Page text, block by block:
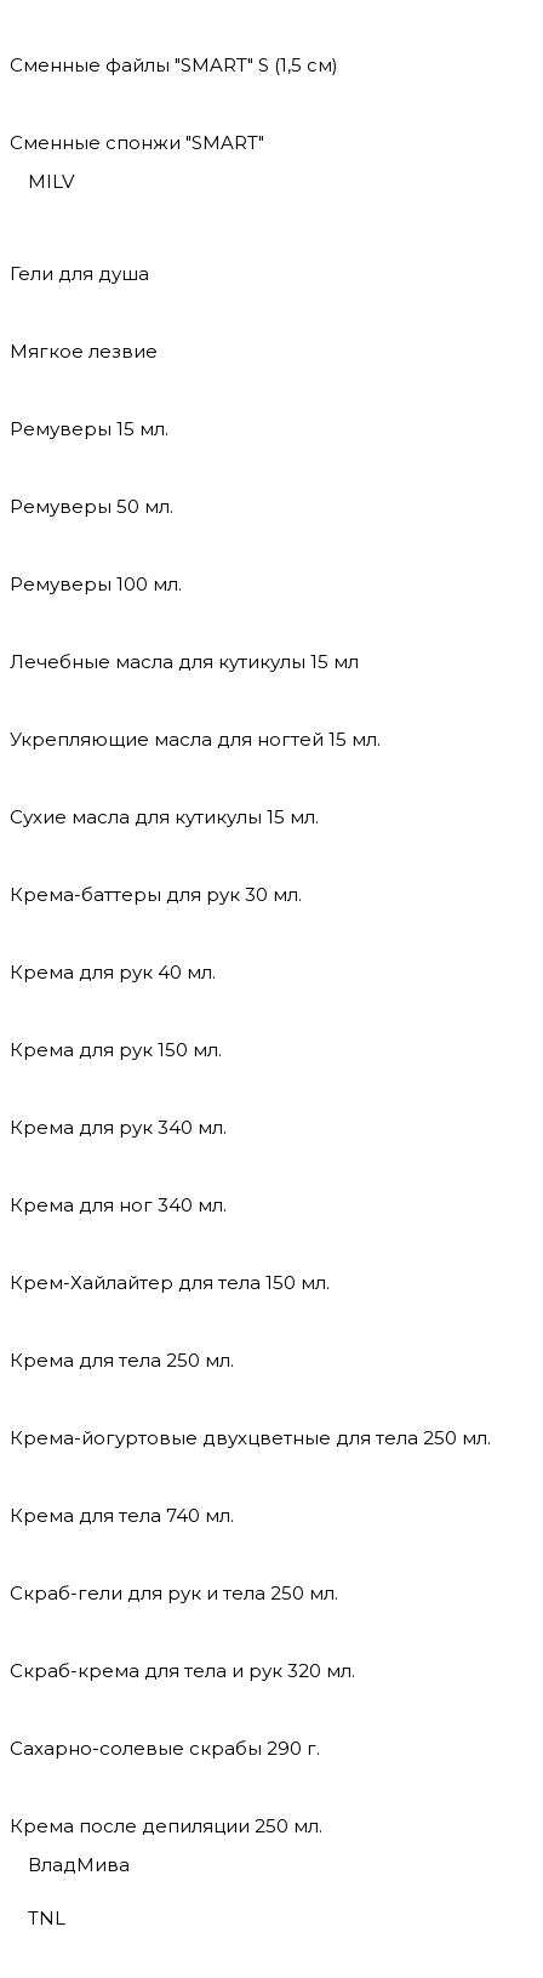
Сменные файлы "SMART" S (1,5 см)
Сменные спонжи "SMART"
MILV
Гели для душа
Мягкое лезвие
Ремуверы 15 мл.
Ремуверы 50 мл.
Ремуверы 100 мл.
Лечебные масла для кутикулы 15 мл
Укрепляющие масла для ногтей 15 мл.
Сухие масла для кутикулы 15 мл.
Крема-баттеры для рук 30 мл.
Крема для рук 40 мл.
Крема для рук 150 мл.
Крема для рук 340 мл.
Крема для ног 340 мл.
Крем-Хайлайтер для тела 150 мл.
Крема для тела 250 мл.
Крема-йогуртовые двухцветные для тела 250 мл.
Крема для тела 740 мл.
Скраб-гели для рук и тела 250 мл.
Скраб-крема для тела и рук 320 мл.
Сахарно-солевые скрабы 290 г.
Крема после депиляции 250 мл.
ВладМива
TNL